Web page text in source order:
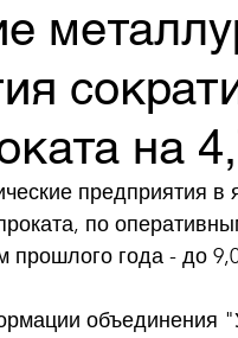
на
предприятия
по
года - до
объединения